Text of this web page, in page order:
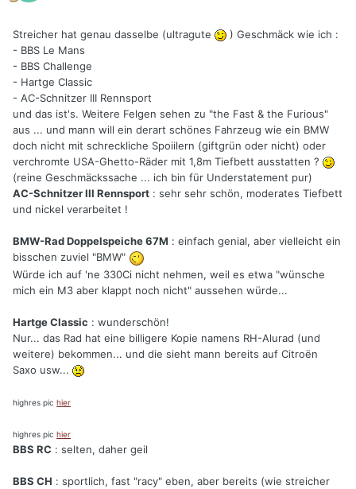
Streicher hat genau dasselbe (ultragute
) Geschmäck wie ich :
- BBS Le Mans
- BBS Challenge
- Hartge Classic
- AC-Schnitzer III Rennsport
und das ist's. Weitere Felgen sehen zu "the Fast & the Furious"
aus ... und mann will ein derart schönes Fahrzeug wie ein BMW
doch nicht mit schreckliche Spoiilern (giftgrün oder nicht) oder
verchromte USA-Ghetto-Räder mit 1,8m Tiefbett ausstatten ?
(reine Geschmäckssache ... ich bin für Understatement pur)
AC-Schnitzer III Rennsport : sehr sehr schön, moderates Tiefbett
und nickel verarbeitet !
BMW-Rad Doppelspeiche 67M : einfach genial, aber vielleicht ein
bisschen zuviel "BMW"
Würde ich auf 'ne 330Ci nicht nehmen, weil es etwa "wünsche
mich ein M3 aber klappt noch nicht" aussehen würde...
Hartge Classic : wunderschön!
Nur... das Rad hat eine billigere Kopie namens RH-Alurad (und
weitere) bekommen... und die sieht mann bereits auf Citroën
Saxo usw...
highres pic hier
highres pic hier
BBS RC : selten, daher geil
BBS CH : sportlich, fast "racy" eben, aber bereits (wie streicher